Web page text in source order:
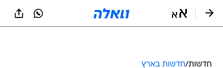
פרשת הסחיטה: "כך העניש